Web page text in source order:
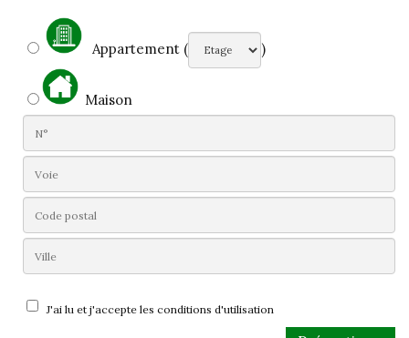
Appartement ( )
Maison
J'ai lu et j'accepte les conditions d'utilisation